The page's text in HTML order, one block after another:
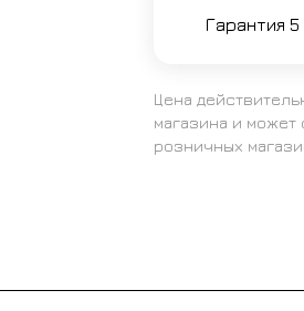
Гарантия 5
Цена
магазина и может
розничных